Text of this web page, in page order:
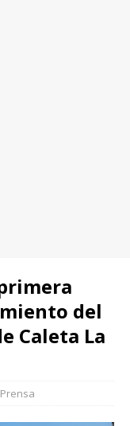
del
Caleta La
Prensa